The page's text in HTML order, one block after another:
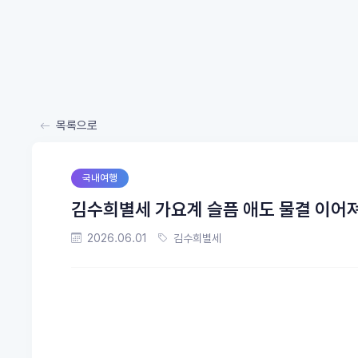
목록으로
국내여행
김수희별세 가요계 슬픔 애도 물결 이어
2026.06.01 김수희별세